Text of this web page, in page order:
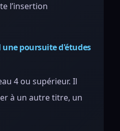
l’insertion
poursuite d'études
4 ou supérieur. Il
à un autre titre, un